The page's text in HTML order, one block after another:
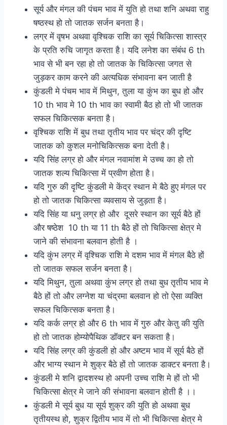
सूर्य और मंगल की पंचम भाव में युति हो तथा शनि अथवा राहु
षष्ठस्थ हो तो जातक सर्जन बनता है।
लग्र में वृषभ अथवा वृश्चिक राशि का सूर्य चिकित्सा शास्त्र
के प्रति रुचि जागृत करता है। यदि लनेश का संबंध 6 th
भाव से भी बन रहा हो तो जातक के चिकित्सा जगत से
जुड़कर काम करने की अत्यधिक संभावना बन जाती है
कुंडली मे पंचम भाव में मिथुन, तुला या कुंभ का बुध हो और
10 th भाव मे 10 th भाव का स्वामी बैठ हो तो भी जातक
सफल चिकित्सक बनता है।
वृश्चिक राशि में बुध तथा तृतीय भाव पर चंद्र की दृष्टि
जातक को कुशल मनोचिकित्सक बना देती है।
यदि सिंह लग्र हो और मंगल नवामांश मे उच्च का हो तो
जातक शल्य चिकित्सा में प्रवीण होता है।
यदि गुरु की दृष्टि कुंडली मे केंद्र स्थान मे बैठे हुए मंगल पर
हो तो जातक चिकित्सा व्यवसाय से जुड़ता है।
यदि सिंह या धनु लग्र हो और दूसरे स्थान का सूर्य बैठे हों
और षष्ठेश 10 th या 11 th बैठे हों तो चिकित्सा क्षेत्र मे
जाने की संभावना बलवान होती है ।
यदि कुंभ लग्र में वृश्चिक राशि मे दशम भाव में मंगल बैठे हों
तो जातक सफल सर्जन बनता है।
यदि मिथुन, तुला अथवा कुंभ लग्र हो तथा बुध तृतीय भाव मे
बैठे हों तो और लग्नेश या चंद्रमा बलवान हो तो ऐसा व्यक्ति
सफल चिकित्सक बनता है।
यदि कर्क लग्र हो और 6 th भाव में गुरु और केतु की युति
हो तो जातक होम्योपैथिक डॉक्टर बन सकता है।
यदि सिंह लग्र की कुंडली हो और अष्टम भाव में सूर्य बैठे हों
और भाग्य स्थान मे शुक्र बैठे हों तो जातक डाक्टर बनता है।
कुंडली मे शनि द्वादशस्थ हो अपनी उच्च राशि मे हों तो भी
चिकित्सा क्षेत्र मे जाने की संभावना बलवान होती है ।।
कुंडली मे सूर्य बुध या सूर्य शुक्र की युति हो अथवा बुध
तृतीयस्थ हो, शुक्र द्वितीय भाव में तो भी चिकित्सा क्षेत्र मे